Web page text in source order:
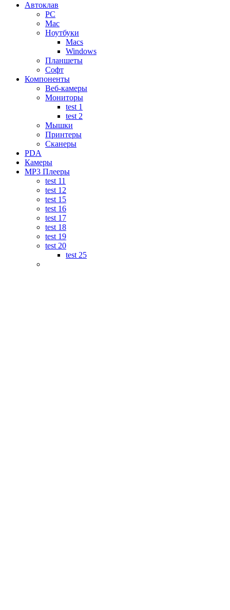
Автоклав
PC
Mac
Ноутбуки
Macs
Windows
Планшеты
Софт
Компоненты
Веб-камеры
Мониторы
test 1
test 2
Мышки
Принтеры
Сканеры
PDA
Камеры
MP3 Плееры
test 11
test 12
test 15
test 16
test 17
test 18
test 19
test 20
test 25